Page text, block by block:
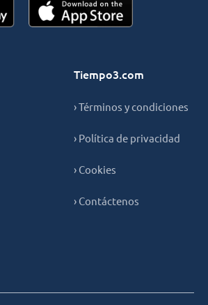
Tiempo3.com
› Términos y condiciones
› Política de privacidad
› Cookies
› Contáctenos